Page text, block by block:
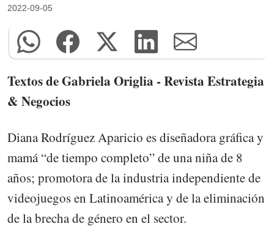
2022-09-05
Textos de Gabriela Origlia - Revista Estrategia
& Negocios
Diana Rodríguez Aparicio es diseñadora gráfica y
mamá “de tiempo completo” de una niña de 8
años; promotora de la industria independiente de
videojuegos en Latinoamérica y de la eliminación
de la brecha de género en el sector.